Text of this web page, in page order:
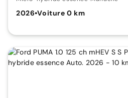
2026•Voiture 0 km